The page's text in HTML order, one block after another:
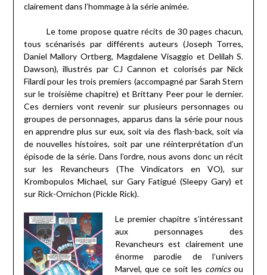
clairement dans l’hommage à la série animée.
Le tome propose quatre récits de 30 pages chacun,
tous scénarisés par différents auteurs (Joseph Torres,
Daniel Mallory Ortberg, Magdalene Visaggio et Delilah S.
Dawson), illustrés par CJ Cannon et colorisés par Nick
Filardi pour les trois premiers (accompagné par Sarah Stern
sur le troisième chapitre) et Brittany Peer pour le dernier.
Ces derniers vont revenir sur plusieurs personnages ou
groupes de personnages, apparus dans la série pour nous
en apprendre plus sur eux, soit via des flash-back, soit via
de nouvelles histoires, soit par une réinterprétation d’un
épisode de la série. Dans l’ordre, nous avons donc un récit
sur les Revancheurs (The Vindicators en VO), sur
Krombopulos Michael, sur Gary Fatigué (Sleepy Gary) et
sur Rick-Ornichon (Pickle Rick).
Le premier chapitre s’intéressant
aux personnages des
Revancheurs est clairement une
énorme parodie de l’univers
Marvel, que ce soit les comicsou